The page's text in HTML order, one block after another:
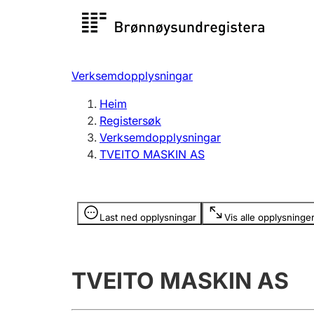
Registersøk
Registrere, endre, slette
Verksemdopplysningar
Heim
Registersøk
Verksemdopplysningar
TVEITO MASKIN AS
Last ned opplysningar Vis alle opplysninger
Opplysninger er skjult
TVEITO MASKIN AS